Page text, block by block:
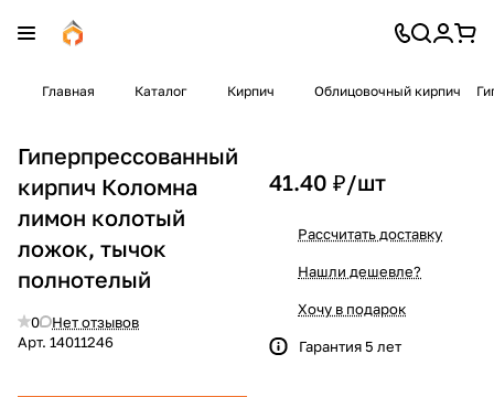
Главная Каталог Кирпич Облицовочный кирпич
Гиперпрессованный
кирпич Коломна
лимон колотый
ложок, тычок
полнотелый
0
Нет отзывов
Арт. 14011246
41.40 ₽/шт
Рассчитать доставку
Нашли дешевле?
Хочу в подарок
Гарантия 5 лет